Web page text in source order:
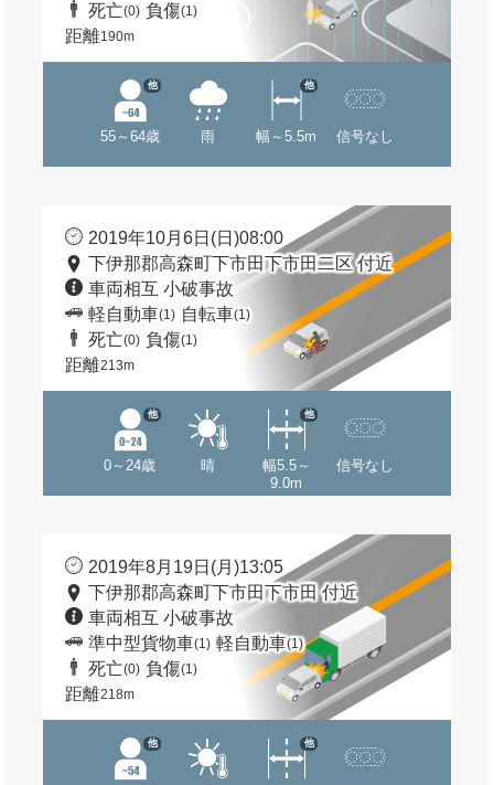
死亡(0) 負傷(1)
距離190m
55～64歳
他
雨 幅～5.5m
他
信号なし
2019年10月6日(日)08:00
下伊那郡高森町下市田下市田二区 付近
車両相互 小破事故
軽自動車(1) 自転車(1)
死亡(0) 負傷(1)
距離213m
0～24歳
他
晴
幅5.5～
9.0m
他
信号なし
2019年8月19日(月)13:05
下伊那郡高森町下市田下市田 付近
車両相互 小破事故
準中型貨物車(1) 軽自動車(1)
死亡(0) 負傷(1)
距離218m
他 他